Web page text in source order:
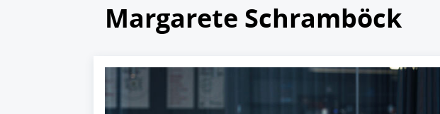
Margarete Schramböck